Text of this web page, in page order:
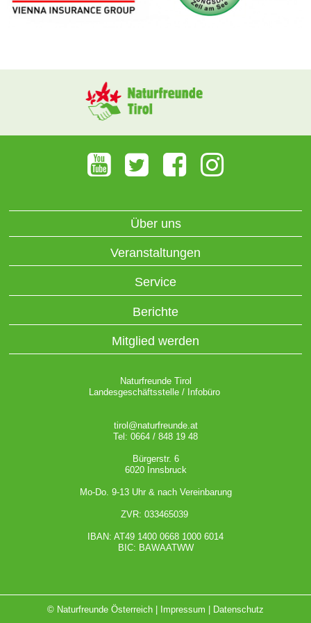
Über uns
Veranstaltungen
Service
Berichte
Mitglied werden
Naturfreunde Tirol
Landesgeschäftsstelle / Infobüro
tirol@naturfreunde.at
Tel: 0664 / 848 19 48
Bürgerstr. 6
6020 Innsbruck
Mo-Do. 9-13 Uhr & nach Vereinbarung
ZVR: 033465039
IBAN: AT49 1400 0668 1000 6014
BIC: BAWAATWW
© Naturfreunde Österreich | Impressum Datenschutz